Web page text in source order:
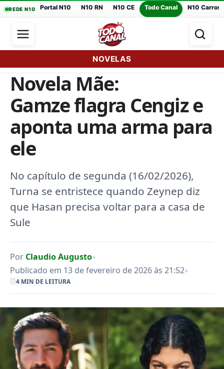
REDE N10 Portal N10 N10 RN N10 CE Todo Canal N10 Carros
NOVELAS
Novela Mãe:
Gamze flagra Cengiz e
aponta uma arma para
ele
No capítulo de segunda (16/02/2026),
Turna se entristece quando Zeynep diz
que Hasan precisa voltar para a casa de
Sule
Por Claudio Augusto•
Publicado em 13 de fevereiro de 2026 às 21:52•
4 MIN DE LEITURA